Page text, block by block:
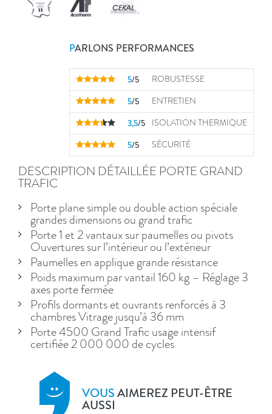
PARLONS PERFORMANCES
5/5 ROBUSTESSE
5/5 ENTRETIEN
3,5/5 ISOLATION THERMIQUE
5/5 SÉCURITÉ
DESCRIPTION DÉTAILLÉE PORTE GRAND
TRAFIC
Porte plane simple ou double action spéciale
grandes dimensions ou grand trafic
Porte 1 et 2 vantaux sur paumelles ou pivots
Ouvertures sur l’intérieur ou l’extérieur
Paumelles en applique grande résistance
Poids maximum par vantail 160 kg – Réglage 3
axes porte fermée
Profils dormants et ouvrants renforcés à 3
chambres Vitrage jusqu’à 36 mm
Porte 4500 Grand Trafic usage intensif
certifiée 2 000 000 de cycles
VOUSAIMEREZ PEUT-ÊTRE
AUSSI